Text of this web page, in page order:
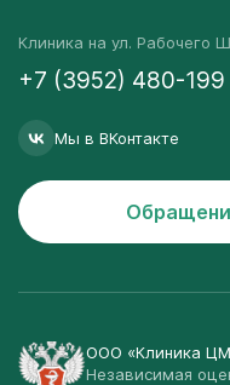
Клиника на ул. Рабочего
+7 (3952) 480-199
Мы в ВКонтакте
ООО «Клиника
Независимая